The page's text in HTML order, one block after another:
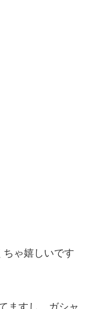
ゃ嬉しいです
ますし、ガシャ